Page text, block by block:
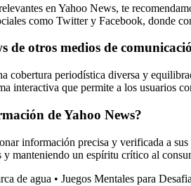
en Yahoo News, te
como Twitter y Facebook, donde
de otros medios de
cobertura periodística diversa y
interactiva que permite a los usuarios
de Yahoo News?
información precisa y verificada a
y manteniendo un espíritu crítico al
de agua • Juegos Mentales para